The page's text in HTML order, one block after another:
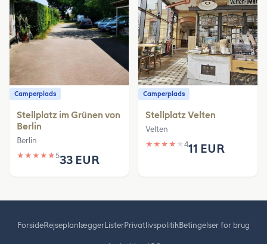
Camperplads
Stellplatz im Grünen von
Berlin
Berlin
★ ★ ★ ★ ★533 EUR
Camperplads
Stellplatz Velten
Velten
★ ★ ★ ★ ★ 411 EUR
ForsideRejseplanlæggerListerPrivatlivspolitikBetingelser for brug